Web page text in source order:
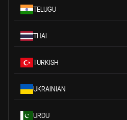
TELUGU
THAI
TURKISH
UKRAINIAN
URDU